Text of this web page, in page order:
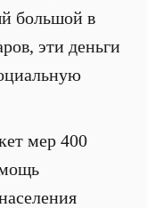
большой в
эти деньги
мер 400